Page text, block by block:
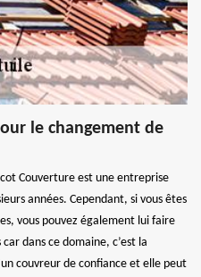
le changement de
Couverture est une entreprise
années. Cependant, si vous êtes
vous pouvez également lui faire
dans ce domaine, c’est la
couvreur de confiance et elle peut